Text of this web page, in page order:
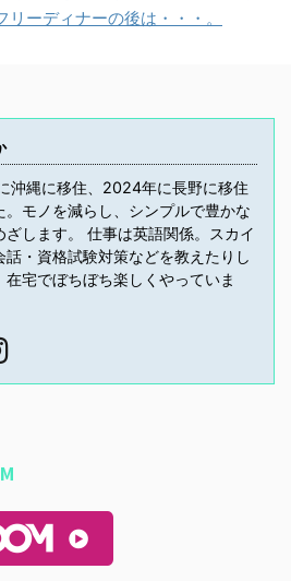
ーディナーの後は・・・。
沖縄に移住、2024年に長野に移住
。モノを減らし、シンプルで豊かな
ざします。 仕事は英語関係。スカイ
話・資格試験対策などを教えたりし
在宅でぼちぼち楽しくやっていま